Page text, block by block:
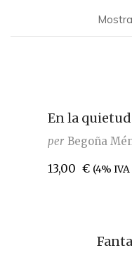
En la
per Begoña
13,00 € (4%